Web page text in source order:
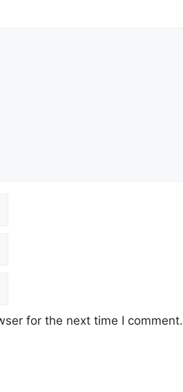
for the next time I comment.